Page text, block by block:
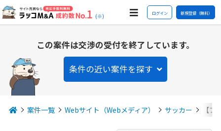
(※) ログイン 新規登録（無料）
この案件は交渉の受付を終了しています。
条件の近い案件を探す
案件一覧 Webサイト（Webメディア） サッカー 【